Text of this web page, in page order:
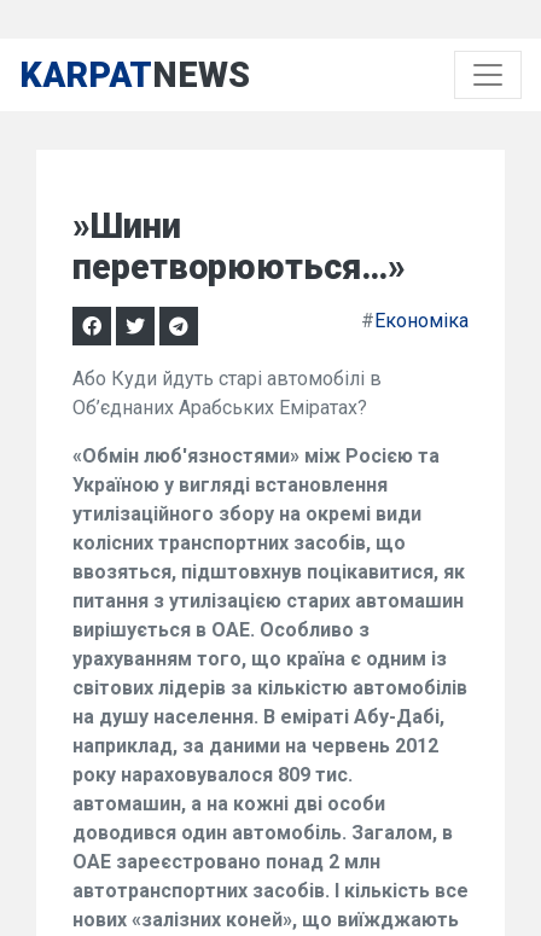
KARPATNEWS
»Шини
перетворюються…»
#Економіка
Або Куди йдуть старі автомобілі в
Об’єднаних Арабських Еміратах?
«Обмін люб'язностями» між Росією та
Україною у вигляді встановлення
утилізаційного збору на окремі види
колісних транспортних засобів, що
ввозяться, підштовхнув поцікавитися, як
питання з утилізацією старих автомашин
вирішується в ОАЕ. Особливо з
урахуванням того, що країна є одним із
світових лідерів за кількістю автомобілів
на душу населення. В еміраті Абу-Дабі,
наприклад, за даними на червень 2012
року нараховувалося 809 тис.
автомашин, а на кожні дві особи
доводився один автомобіль. Загалом, в
ОАЕ зареєстровано понад 2 млн
автотранспортних засобів. І кількість все
нових «залізних коней», що виїжджають